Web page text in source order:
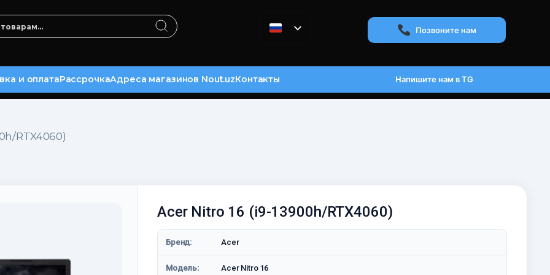
Позвоните нам
и оплатаРассрочкаАдреса магазинов Nout.uzКонтакты Напишите нам в TG
RTX4060)
Acer Nitro 16 (i9-13900h/RTX4060)
Бренд: Acer
Модель: Acer Nitro 16